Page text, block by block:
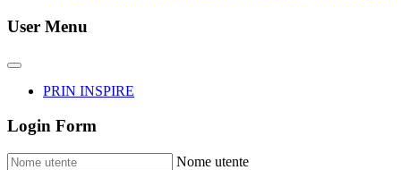
User Menu
PRIN INSPIRE
Login Form
Nome utente